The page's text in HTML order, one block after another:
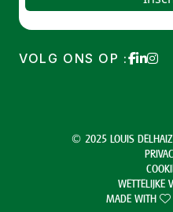
VOLG ONS OP :
© 2025 LOUIS
WETTELIJKE
MADE WITH